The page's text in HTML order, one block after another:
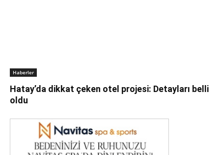
Haberler
Hatay’da dikkat çeken otel projesi: Detayları belli
oldu